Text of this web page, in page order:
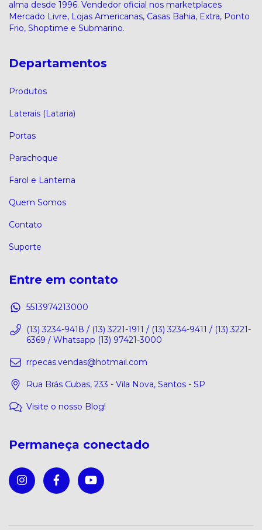
alma desde 1996. Vendedor oficial nos marketplaces
Mercado Livre, Lojas Americanas, Casas Bahia, Extra, Ponto
Frio, Shoptime e Submarino.
Departamentos
Produtos
Laterais (Lataria)
Portas
Parachoque
Farol e Lanterna
Quem Somos
Contato
Suporte
Entre em contato
5513974213000
(13) 3234-9418 / (13) 3221-1911 / (13) 3234-9411 / (13) 3221-
6369 / Whatsapp (13) 97421-3000
rrpecas.vendas@hotmail.com
Rua Brás Cubas, 233 - Vila Nova, Santos - SP
Visite o nosso Blog!
Permaneça conectado